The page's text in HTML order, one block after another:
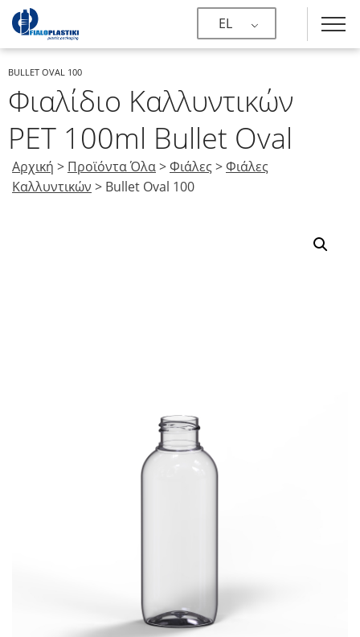
EL
BULLET OVAL 100
Φιαλίδιο Καλλυντικών
PET 100ml Bullet Oval
Αρχική > Προϊόντα Όλα>Φιάλες >Φιάλες
Καλλυντικών > Bullet Oval 100